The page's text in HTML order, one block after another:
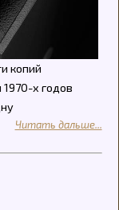
копий
х годов
Читать дальше...